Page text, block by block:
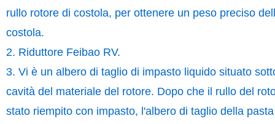
rullo rotore di costola, per ottenere un peso preciso
costola.
2. Riduttore Feibao RV.
3. Vi è un albero di taglio di impasto liquido situato
cavità del materiale del rotore. Dopo che il rullo del
stato riempito con impasto, l'albero di taglio della pasta